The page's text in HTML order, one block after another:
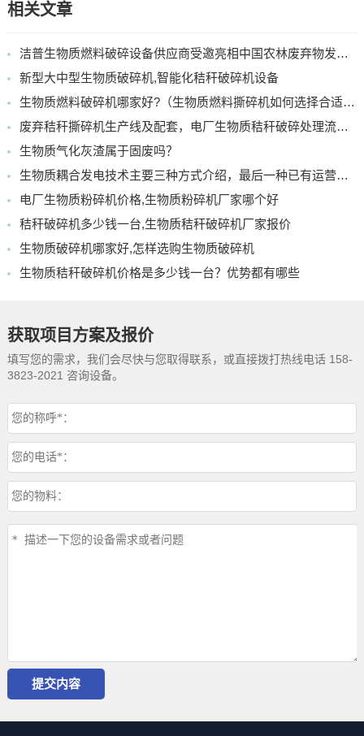
相关文章
洁普生物质燃料破碎设备供应商受邀亮相中国农林废弃物发电行业展会
新型大中型生物质破碎机,智能化秸秆破碎机设备
生物质燃料破碎机哪家好?（生物质燃料撕碎机如何选择合适的）
废弃秸秆撕碎机生产线及配套，电厂生物质秸秆破碎处理流程介绍
生物质气化灰渣属于固废吗？
生物质耦合发电技术主要三种方式介绍，最后一种已有运营项目
电厂生物质粉碎机价格,生物质粉碎机厂家哪个好
秸秆破碎机多少钱一台,生物质秸秆破碎机厂家报价
生物质破碎机哪家好,怎样选购生物质破碎机
生物质秸秆破碎机价格是多少钱一台？优势都有哪些
获取项目方案及报价
填写您的需求，我们会尽快与您取得联系，或直接拨打热线电话 158-
3823-2021 咨询设备。